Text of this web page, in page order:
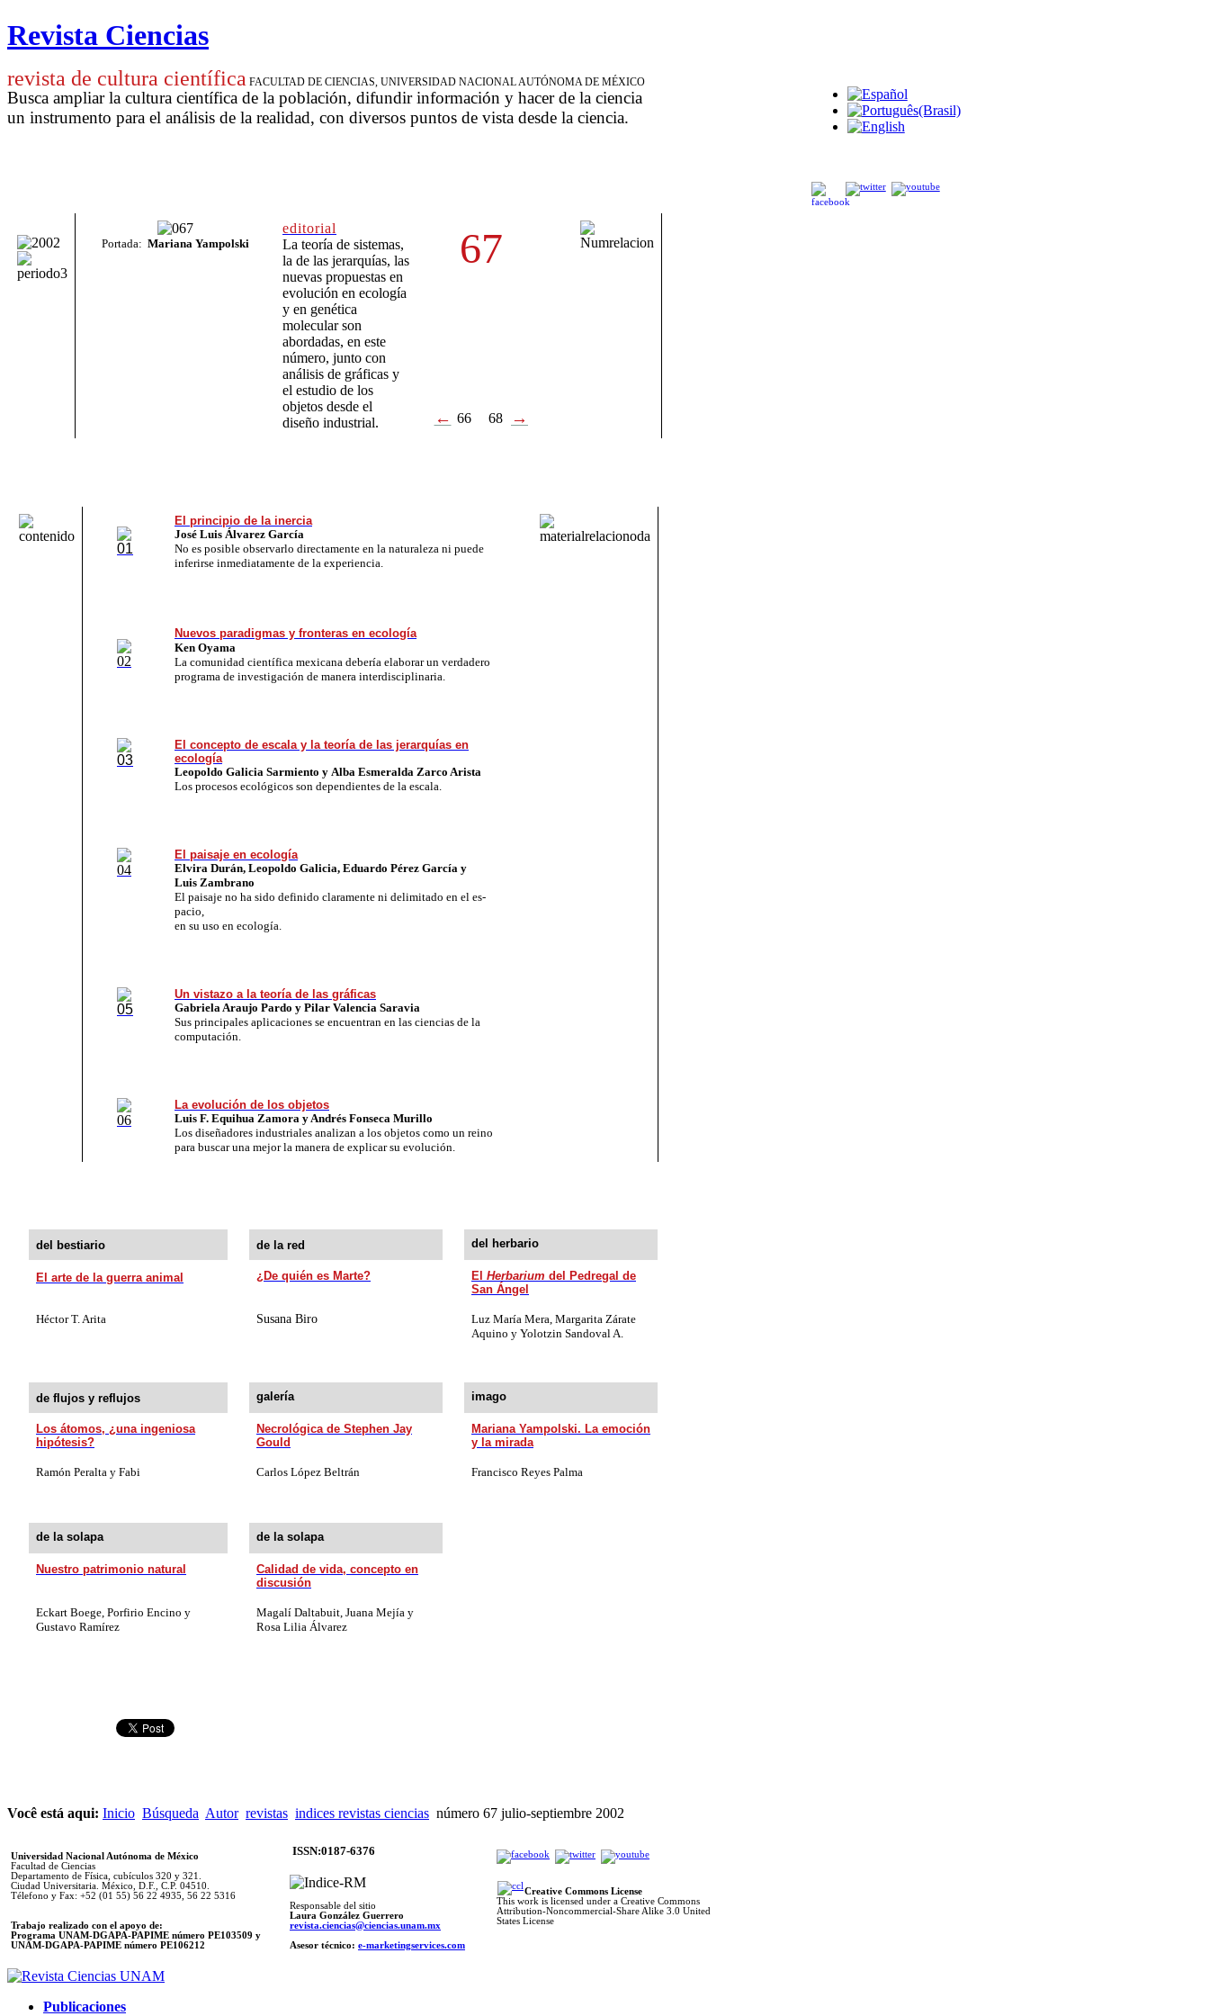
Revista Ciencias
revista de cultura científica FACULTAD DE CIENCIAS, UNIVERSIDAD NACIONAL AUTÓNOMA DE MÉXICO
Busca ampliar la cultura científica de la población, difundir información y hacer de la ciencia
un instrumento para el análisis de la realidad, con diversos puntos de vista desde la ciencia.
Portada: Mariana Yampolski
editorial
La teoría de sistemas,
la de las jerarquías, las
nuevas propuestas en
evolución en ecología
y en genética
molecular son
abordadas, en este
número, junto con
análisis de gráficas y
el estudio de los
objetos desde el
diseño industrial.
67
← 66 68 →
El principio de la inercia
José Luis Álvarez García
No es po­si­ble ob­ser­var­lo di­rec­ta­men­te en la na­tu­ra­le­za ni pue­de
in­fe­rir­se in­me­dia­ta­men­te de la ex­pe­rien­cia.
Nuevos paradigmas y fronteras en ecología
Ken Oyama
La co­mu­ni­dad cien­tí­fi­ca me­xi­ca­na de­be­ría ela­bo­rar un ver­da­de­ro
pro­gra­ma de investigación de ma­ne­ra in­ter­dis­ci­pli­na­ria.
El concepto de escala y la teoría de las jerarquías en
ecología
Leopoldo Galicia Sarmiento y Alba Esmeralda Zarco Arista
Los pro­ce­sos eco­ló­gi­cos son de­pen­dien­tes de la es­ca­la.
El paisaje en ecología
Elvira Durán, Leopoldo Galicia, Eduardo Pérez García y
Luis Zambrano
El pai­sa­je no ha si­do de­fi­ni­do cla­ra­men­te ni de­li­mi­ta­do en el es­
pa­cio,
en su uso en ecología.
Un vistazo a la teoría de las gráficas
Gabriela Araujo Pardo y Pilar Valencia Saravia
Sus prin­ci­pa­les apli­ca­cio­nes se en­cuen­tran en las cien­cias de la
com­pu­ta­ción.
La evolución de los objetos
Luis F. Equihua Zamora y Andrés Fonseca Murillo
Los di­se­ña­do­res in­dus­tria­les analizan a los ob­je­tos co­mo un rei­no
pa­ra buscar una me­jor la ma­ne­ra de explicar su evolución.
del bestiario de la red del herbario
El arte de la guerra animal ¿De quién es Marte? El Herbarium del Pedregal de
San Ángel
Héctor T. Arita Susana Biro
Luz María Mera, Margarita Zá­rate
Aquino y Yolotzin Sandoval A.
de flujos y reflujos galería imago
Los átomos, ¿una ingeniosa
hipótesis?
Necrológica de Stephen Jay
Gould
Mariana Yampolski. La emoción
y la mirada
Ramón Peralta y Fabi Carlos López Beltrán Francisco Reyes Palma
de la solapa de la solapa
Nuestro patrimonio natural
Calidad de vida, concepto en
discusión
Eckart Boege, Porfirio Encino y
Gustavo Ramírez
Magalí Daltabuit, Juana Mejía y
Rosa Lilia Álvarez
Você está aqui: Inicio Búsqueda Autor revistas indices revistas ciencias número 67 julio-septiembre 2002
Universidad Nacional Autónoma de México
Facultad de Ciencias
Departamento de Física, cubículos 320 y 321.
Ciudad Universitaria. México, D.F., C.P. 04510.
Télefono y Fax: +52 (01 55) 56 22 4935, 56 22 5316
Trabajo realizado con el apoyo de:
Programa UNAM-DGAPA-PAPIME número PE103509 y
UNAM-DGAPA-PAPIME número PE106212
ISSN:0187-6376
Responsable del sitio
Laura González Guerrero
revista.ciencias@ciencias.unam.mx
Asesor técnico: e-marketingservices.com
Creative Commons License
This work is licensed under a Creative Commons
Attribution-Noncommercial-Share Alike 3.0 United
States License
Publicaciones